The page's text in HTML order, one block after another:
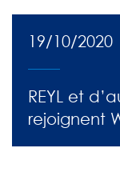
19/10/2020
REYL et
rejoignent